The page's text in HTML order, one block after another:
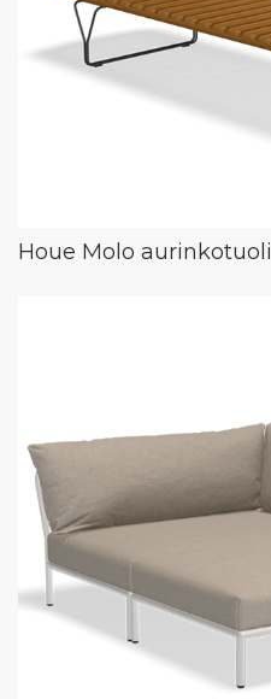
Houe Molo aurinkotuoli